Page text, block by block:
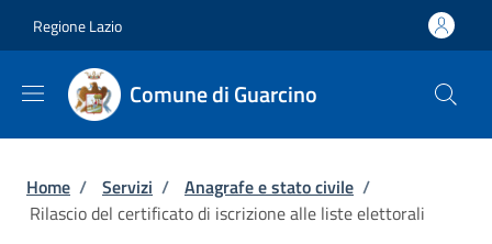
Regione Lazio
Comune di Guarcino
Briciole di pane
Home / Servizi / Anagrafe e stato civile /
Rilascio del certificato di iscrizione alle liste elettorali